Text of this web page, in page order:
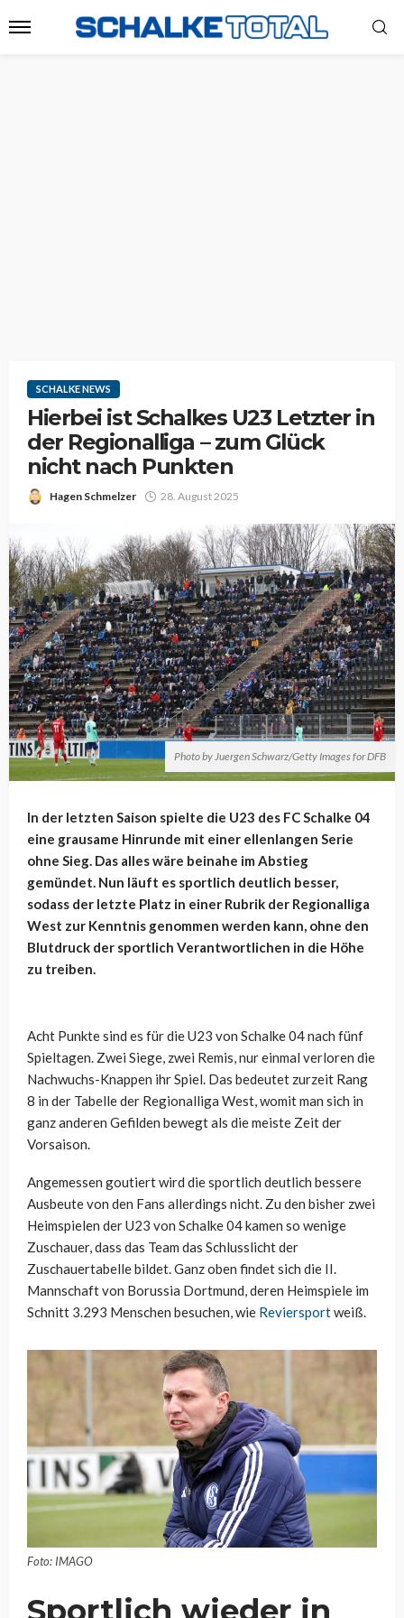
SCHALKE NEWS
Hierbei ist Schalkes U23 Letzter in
der Regionalliga – zum Glück
nicht nach Punkten
Hagen Schmelzer 28. August 2025
Photo by Juergen Schwarz/Getty Images for DFB
In der letzten Saison spielte die U23 des FC Schalke 04
eine grausame Hinrunde mit einer ellenlangen Serie
ohne Sieg. Das alles wäre beinahe im Abstieg
gemündet. Nun läuft es sportlich deutlich besser,
sodass der letzte Platz in einer Rubrik der Regionalliga
West zur Kenntnis genommen werden kann, ohne den
Blutdruck der sportlich Verantwortlichen in die Höhe
zu treiben.
Acht Punkte sind es für die U23 von Schalke 04 nach fünf
Spieltagen. Zwei Siege, zwei Remis, nur einmal verloren die
Nachwuchs-Knappen ihr Spiel. Das bedeutet zurzeit Rang
8 in der Tabelle der Regionalliga West, womit man sich in
ganz anderen Gefilden bewegt als die meiste Zeit der
Vorsaison.
Angemessen goutiert wird die sportlich deutlich bessere
Ausbeute von den Fans allerdings nicht. Zu den bisher zwei
Heimspielen der U23 von Schalke 04 kamen so wenige
Zuschauer, dass das Team das Schlusslicht der
Zuschauertabelle bildet. Ganz oben findet sich die II.
Mannschaft von Borussia Dortmund, deren Heimspiele im
Schnitt 3.293 Menschen besuchen, wie Reviersportweiß.
Foto: IMAGO
Sportlich wieder in